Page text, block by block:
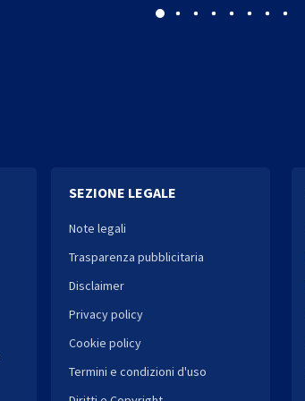
SEZIONE LEGALE
Note legali
Trasparenza pubblicitaria
Disclaimer
Privacy policy
Cookie policy
Termini e condizioni d'uso